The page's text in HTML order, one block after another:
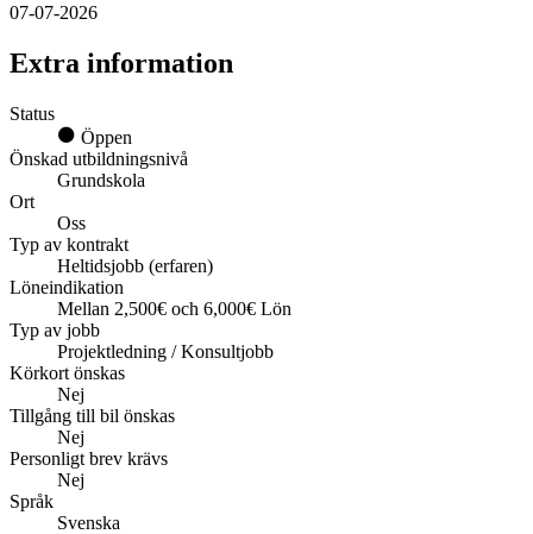
07-07-2026
Extra information
Status
Öppen
Önskad utbildningsnivå
Grundskola
Ort
Oss
Typ av kontrakt
Heltidsjobb (erfaren)
Löneindikation
Mellan 2,500€ och 6,000€ Lön
Typ av jobb
Projektledning / Konsultjobb
Körkort önskas
Nej
Tillgång till bil önskas
Nej
Personligt brev krävs
Nej
Språk
Svenska